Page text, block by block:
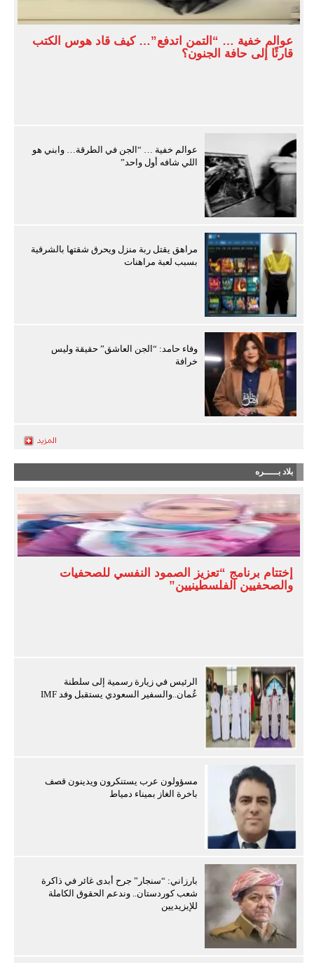
عوالم خفية … “التمن اتدفع”… كيف قاد هوس الكتب
قارئًا إلى حافة الجنون؟
عوالم خفية … “الجن في الطرقة… وابني هو
اللي شافه أول واحد”
مراهق يقتل ربة منزل ويحرق شقتها بالشرقية
بسبب لعبة مراهنات
وفاء حامد: “الجن العاشق” حقيقة وليس
خرافة
بلاد بـــــره
إختتام برنامج “تعزيز الصمود النفسي للصحفيات
والصحفيين الفلسطينيين”
الرئيس في زيارة رسمية إلى سلطنة
عُمان..والسفير السعودي يستقبل وفد IMF
مسؤولون عرب يستنكرون ويدينون قصف
باخرة الغاز بميناء دمياط
بارزاني: “سنجار” جرح أبدى غائر في ذاكرة
شعب كوردستان.. وندعم الحقوق الكاملة
للإيزيديين